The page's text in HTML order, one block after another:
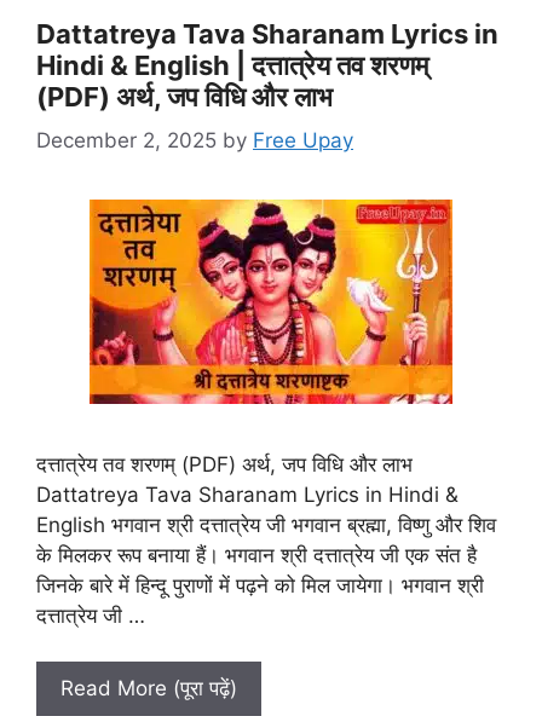
Dattatreya Tava Sharanam Lyrics in
Hindi & English | दत्तात्रेय तव शरणम्
(PDF) अर्थ, जप विधि और लाभ
December 2, 2025 by Free Upay
दत्तात्रेय तव शरणम् (PDF) अर्थ, जप विधि और लाभ
Dattatreya Tava Sharanam Lyrics in Hindi &
English भगवान श्री दत्तात्रेय जी भगवान ब्रह्मा, विष्णु और शिव
के मिलकर रूप बनाया हैं। भगवान श्री दत्तात्रेय जी एक संत है
जिनके बारे में हिन्दू पुराणों में पढ़ने को मिल जायेगा। भगवान श्री
दत्तात्रेय जी …
Read More (पूरा पढ़ें)